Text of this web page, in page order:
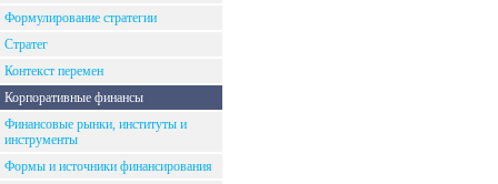
Формулирование стратегии
Стратег
Контекст перемен
Корпоративные финансы
Финансовые рынки, институты и
инструменты
Формы и источники финансирования